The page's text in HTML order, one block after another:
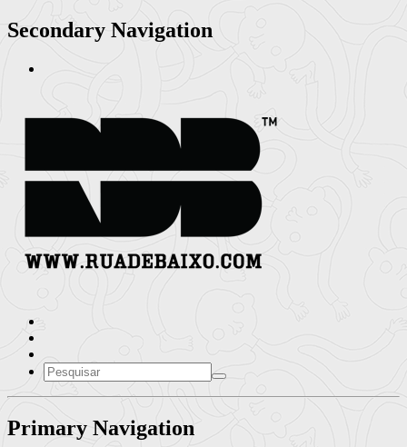
Secondary Navigation
Primary Navigation